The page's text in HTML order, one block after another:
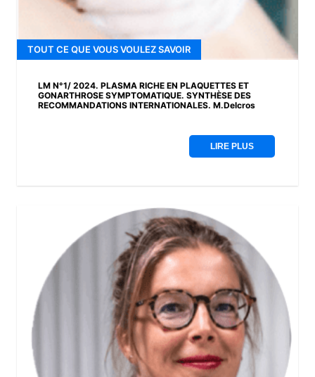
TOUT CE QUE VOUS VOULEZ SAVOIR
LM N°1/ 2024. PLASMA RICHE EN PLAQUETTES ET
GONARTHROSE SYMPTOMATIQUE. SYNTHÈSE DES
RECOMMANDATIONS INTERNATIONALES. M.Delcros
LIRE PLUS